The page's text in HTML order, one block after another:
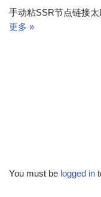
手动粘SSR节点链接
更多 »
You must be logged in